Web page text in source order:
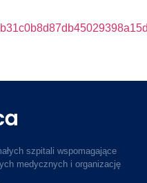
szpitali wspomagające
medycznych i organizację